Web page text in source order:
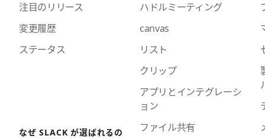
注目のリリース
変更履歴
ステータス
なぜ SLACK が選ばれるの
ハドルミーティング
canvas
リスト
クリップ
アプリとインテグレーシ
ョン
ファイル共有